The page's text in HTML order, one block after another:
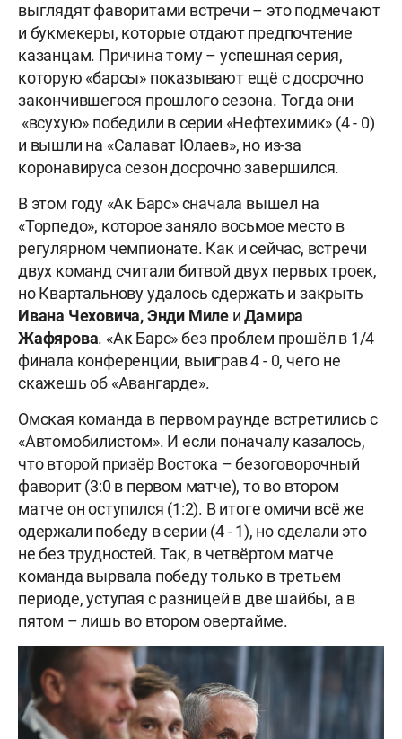
выглядят фаворитами встречи – это подмечают
и букмекеры, которые отдают предпочтение
казанцам. Причина тому – успешная серия,
которую «барсы» показывают ещё с досрочно
закончившегося прошлого сезона. Тогда они
«всухую» победили в серии «Нефтехимик» (4 - 0)
и вышли на «Салават Юлаев», но из-за
коронавируса сезон досрочно завершился.
В этом году «Ак Барс» сначала вышел на
«Торпедо», которое заняло восьмое место в
регулярном чемпионате. Как и сейчас, встречи
двух команд считали битвой двух первых троек,
но Квартальнову удалось сдержать и закрыть
Ивана Чеховича, Энди Миле иДамира
Жафярова. «Ак Барс» без проблем прошёл в 1/4
финала конференции, выиграв 4 - 0, чего не
скажешь об «Авангарде».
Омская команда в первом раунде встретились с
«Автомобилистом». И если поначалу казалось,
что второй призёр Востока – безоговорочный
фаворит (3:0 в первом матче), то во втором
матче он оступился (1:2). В итоге омичи всё же
одержали победу в серии (4 - 1), но сделали это
не без трудностей. Так, в четвёртом матче
команда вырвала победу только в третьем
периоде, уступая с разницей в две шайбы, а в
пятом – лишь во втором овертайме.